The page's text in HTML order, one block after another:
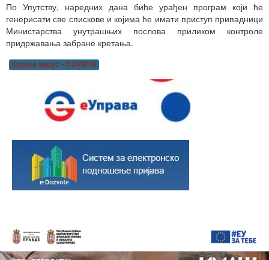
По Упутству, наредних дана биће урађен програм који ће
генерисати све спискове и којима ће имати приступ припадници
Министарства унутрашњих послова приликом контроле
придржавања забране кретања.
Корона вирус - COVID19